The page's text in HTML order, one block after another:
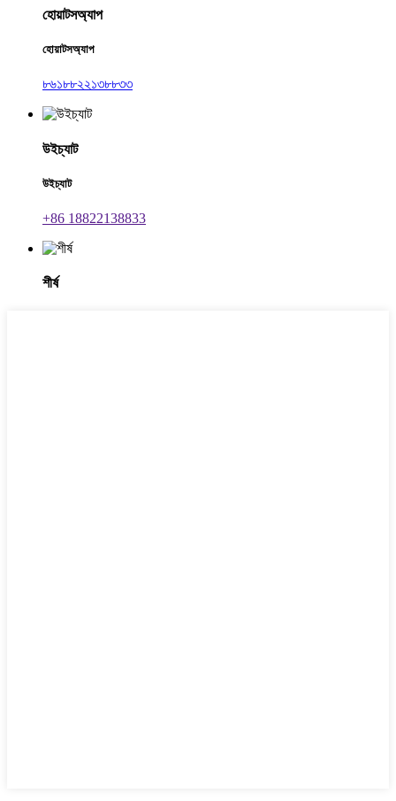
হোয়াটসঅ্যাপ
হোয়াটসঅ্যাপ
৮৬১৮৮২২১৩৮৮৩৩
উইচ্যাট
উইচ্যাট
+86 18822138833
শীর্ষ